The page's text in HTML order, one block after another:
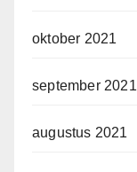
oktober 2021
september 2021
augustus 2021